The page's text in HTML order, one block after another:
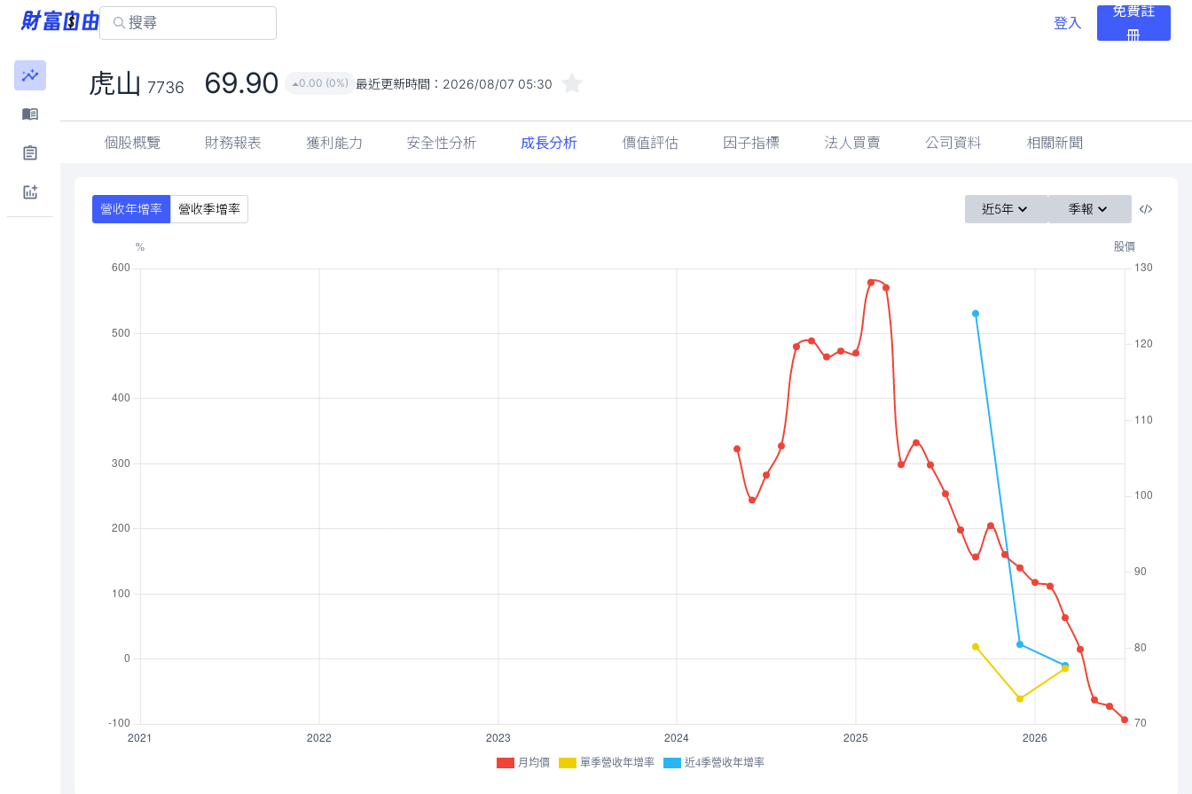
登入
免費註
冊
虎山 7736 69.90 0.00 (0%) 最近更新時間： 2026/08/07 05:30
個股概覽 財務報表 獲利能力 安全性分析 成長分析 價值評估 因子指標 法人買賣 公司資料 相關新聞
營收年增率 營收季增率 近5年 季報
月均價 單季營收年增率 近4季營收年增率